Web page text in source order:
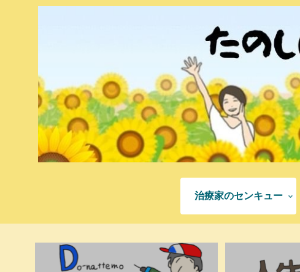
治療家のセンキュー